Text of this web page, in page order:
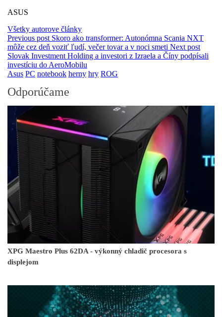
ASUS
Všetky autorove články
Previous post Skoro ako transformer: Autonómna Scania NXT
môže cez deň voziť ľudí, večer tovar a v noci smeti Next post
Slovak Investment Holding a investori z Izraela a Číny podpísali
investíciu do AeroMobilu
Asus PC notebook herny hry ROG
Odporúčame
XPG Maestro Plus 62DA - výkonný chladič procesora s
displejom